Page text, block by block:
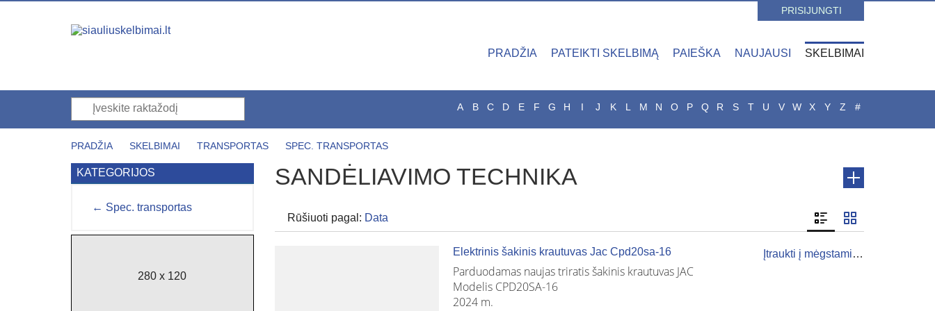
PRISIJUNGTI
PRADŽIA PATEIKTI SKELBIMĄ PAIEŠKA NAUJAUSI SKELBIMAI
A B C D E F G H I J K L M N O P Q R S T U V W X Y Z #
PRADŽIA SKELBIMAI TRANSPORTAS SPEC. TRANSPORTAS
KATEGORIJOS
← Spec. transportas
280 x 120
SANDĖLIAVIMO TECHNIKA
Rūšiuoti pagal: Data
Įtraukti į mėgstamiausius
Elektrinis šakinis krautuvas Jac Cpd20sa-16
Parduodamas naujas triratis šakinis krautuvas JAC
Modelis CPD20SA-16
2024 m.